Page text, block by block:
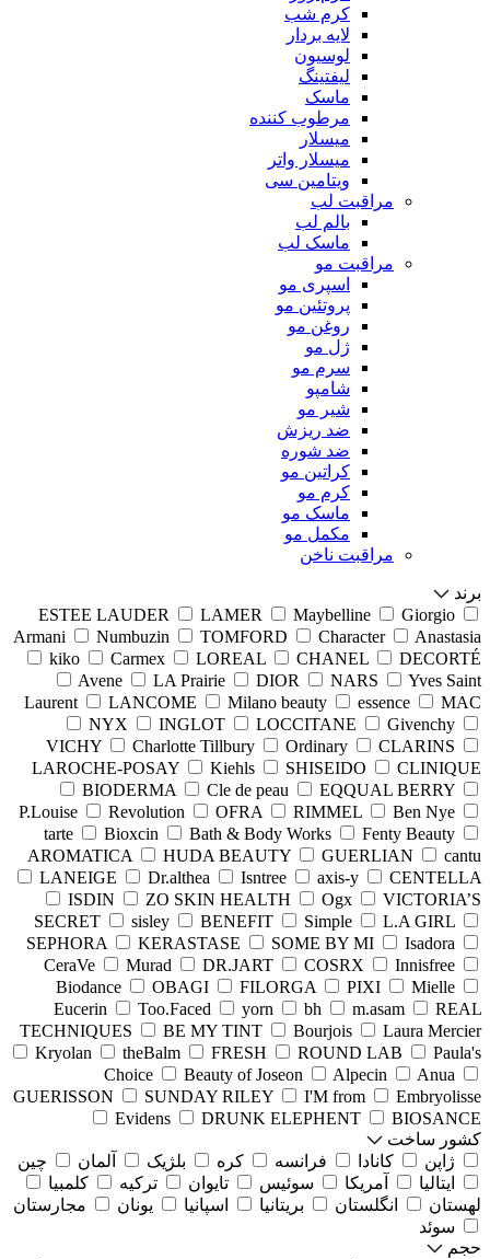
کرم شب
لایه بردار
لوسیون
لیفتینگ
ماسک
مرطوب کننده
میسلار
میسلار واتر
ویتامین سی
مراقبت لب
بالم لب
ماسک لب
مراقبت مو
اسپری مو
پروتئین مو
روغن مو
ژل مو
سرم مو
شامپو
شیر مو
ضد ریزش
ضد شوره
کراتین مو
کرم مو
ماسک مو
مکمل مو
مراقبت ناخن
برند
ESTEE LAUDER
LAMER Maybelline
Giorgio
Armani
Numbuzin TOMFORD Character
Anastasia
kiko
Carmex LOREAL CHANEL
DECORTÉ
Avene
LA Prairie DIOR NARS
Yves Saint
Laurent
LANCOME Milano beauty essence
MAC
NYX
INGLOT LOCCITANE
Givenchy
VICHY
Charlotte Tillbury Ordinary
CLARINS
LAROCHE-POSAY
Kiehls SHISEIDO
CLINIQUE
BIODERMA
Cle de peau
EQQUAL BERRY
P.Louise
Revolution OFRA RIMMEL
Ben Nye
tarte
Bioxcin Bath & Body Works
Fenty Beauty
AROMATICA
HUDA BEAUTY GUERLIAN
cantu
LANEIGE
Dr.althea Isntree axis-y
CENTELLA
ISDIN
ZO SKIN HEALTH Ogx
VICTORIA’S
SECRET
sisley BENEFIT Simple
L.A GIRL
SEPHORA
KERASTASE SOME BY MI
Isadora
CeraVe
Murad DR.JART COSRX
Innisfree
Biodance
OBAGI FILORGA PIXI
Mielle
Eucerin
Too.Faced yorn bh m.asam
REAL
TECHNIQUES
BE MY TINT Bourjois
Laura Mercier
Kryolan
theBalm FRESH ROUND LAB
Paula's
Choice
Beauty of Joseon Alpecin
Anua
GUERISSON
SUNDAY RILEY I'M from
Embryolisse
Evidens
DRUNK ELEPHENT
BIOSANCE
کشور ساخت
ژاپن
کانادا فرانسه کره بلژیک آلمان
چین
ایتالیا
آمریکا سوئیس تایوان ترکیه
کلمبیا
لهستان
انگلستان بریتانیا اسپانیا یونان
مجارستان
سوئد
حجم